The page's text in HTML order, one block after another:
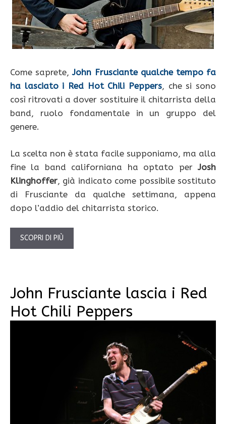
Come saprete,John Frusciante qualche tempo fa
ha lasciato i Red Hot Chili Peppers, che si sono
così ritrovati a dover sostituire il chitarrista della
band, ruolo fondamentale in un gruppo del
genere.
La scelta non è stata facile supponiamo, ma alla
fine la band californiana ha optato perJosh
Klinghoffer, già indicato come possibile sostituto
di Frusciante da qualche settimana, appena
dopo l’addio del chitarrista storico.
SCOPRI DI PIÙ
John Frusciante lascia i Red
Hot Chili Peppers